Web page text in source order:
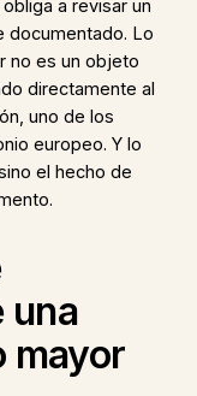
a revisar un
documentado. Lo
no es un objeto
directamente al
uno de los
europeo. Y lo
el hecho de
una
mayor